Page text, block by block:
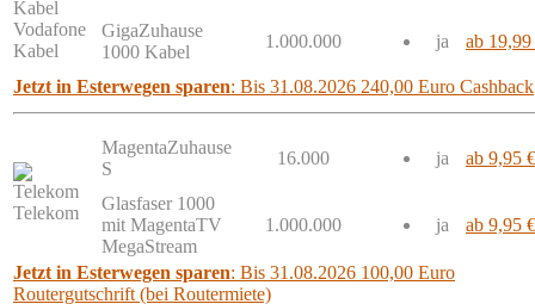
Vodafone
Kabel
GigaZuhause
1000 Kabel
1.000.000 ja ab 19,99
Jetzt in Esterwegen sparen: Bis 31.08.2026 240,00 Euro Cashback
Telekom
MagentaZuhause
S
16.000 ja ab 9,95 €
Glasfaser 1000
mit MagentaTV
MegaStream
1.000.000 ja ab 9,95 €
Jetzt in Esterwegen sparen: Bis 31.08.2026 100,00 Euro
Routergutschrift (bei Routermiete)